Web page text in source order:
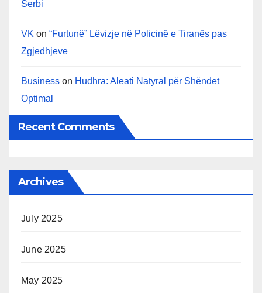
Serbi
VK on “Furtunë” Lëvizje në Policinë e Tiranës pas
Zgjedhjeve
Business on Hudhra: Aleati Natyral për Shëndet
Optimal
Recent Comments
Archives
July 2025
June 2025
May 2025